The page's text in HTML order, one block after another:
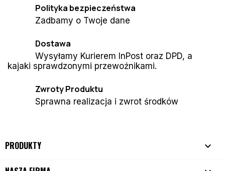
Polityka bezpieczeństwa
Zadbamy o Twoje dane
Dostawa
Wysyłamy Kurierem InPost oraz DPD, a
kajaki sprawdzonymi przewoźnikami.
Zwroty Produktu
Sprawna realizacja i zwrot środków
PRODUKTY 